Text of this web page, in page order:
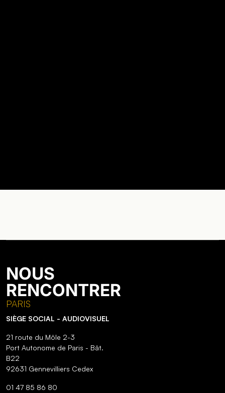
NOUS
RENCONTRER
PARIS
SIÈGE SOCIAL - AUDIOVISUEL
21 route du Môle 2-3
Port Autonome de Paris - Bât.
B22
92631 Gennevilliers Cedex
01 47 85 86 80